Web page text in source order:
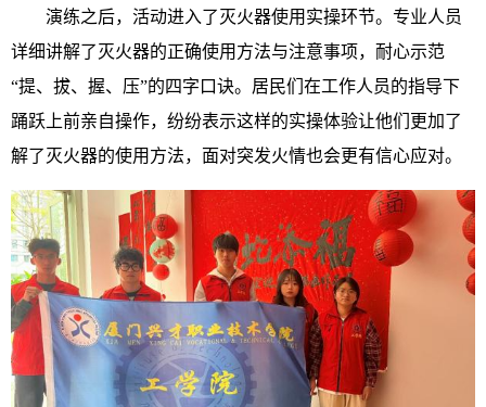
演练之后，活动进入了灭火器使用实操环节。专业人员
详细讲解了灭火器的正确使用方法与注意事项，耐心示范
“提、拔、握、压”的四字口诀。居民们在工作人员的指导下
踊跃上前亲自操作，纷纷表示这样的实操体验让他们更加了
解了灭火器的使用方法，面对突发火情也会更有信心应对。